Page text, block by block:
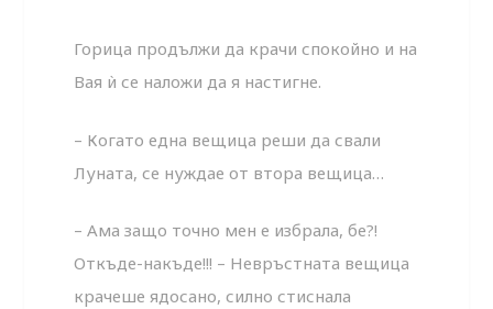
Горица продължи да крачи спокойно и на
Вая ѝ се наложи да я настигне.
– Когато една вещица реши да свали
Луната, се нуждае от втора вещица…
– Ама защо точно мен е избрала, бе?!
Откъде-накъде!!! – Невръстната вещица
крачеше ядосано, силно стиснала